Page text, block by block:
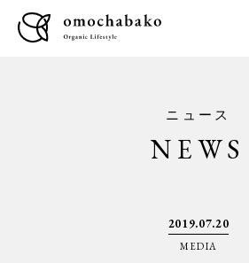
ニュース
NEWS
2019.07.20
MEDIA